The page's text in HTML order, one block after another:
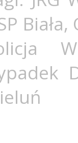
Biała,